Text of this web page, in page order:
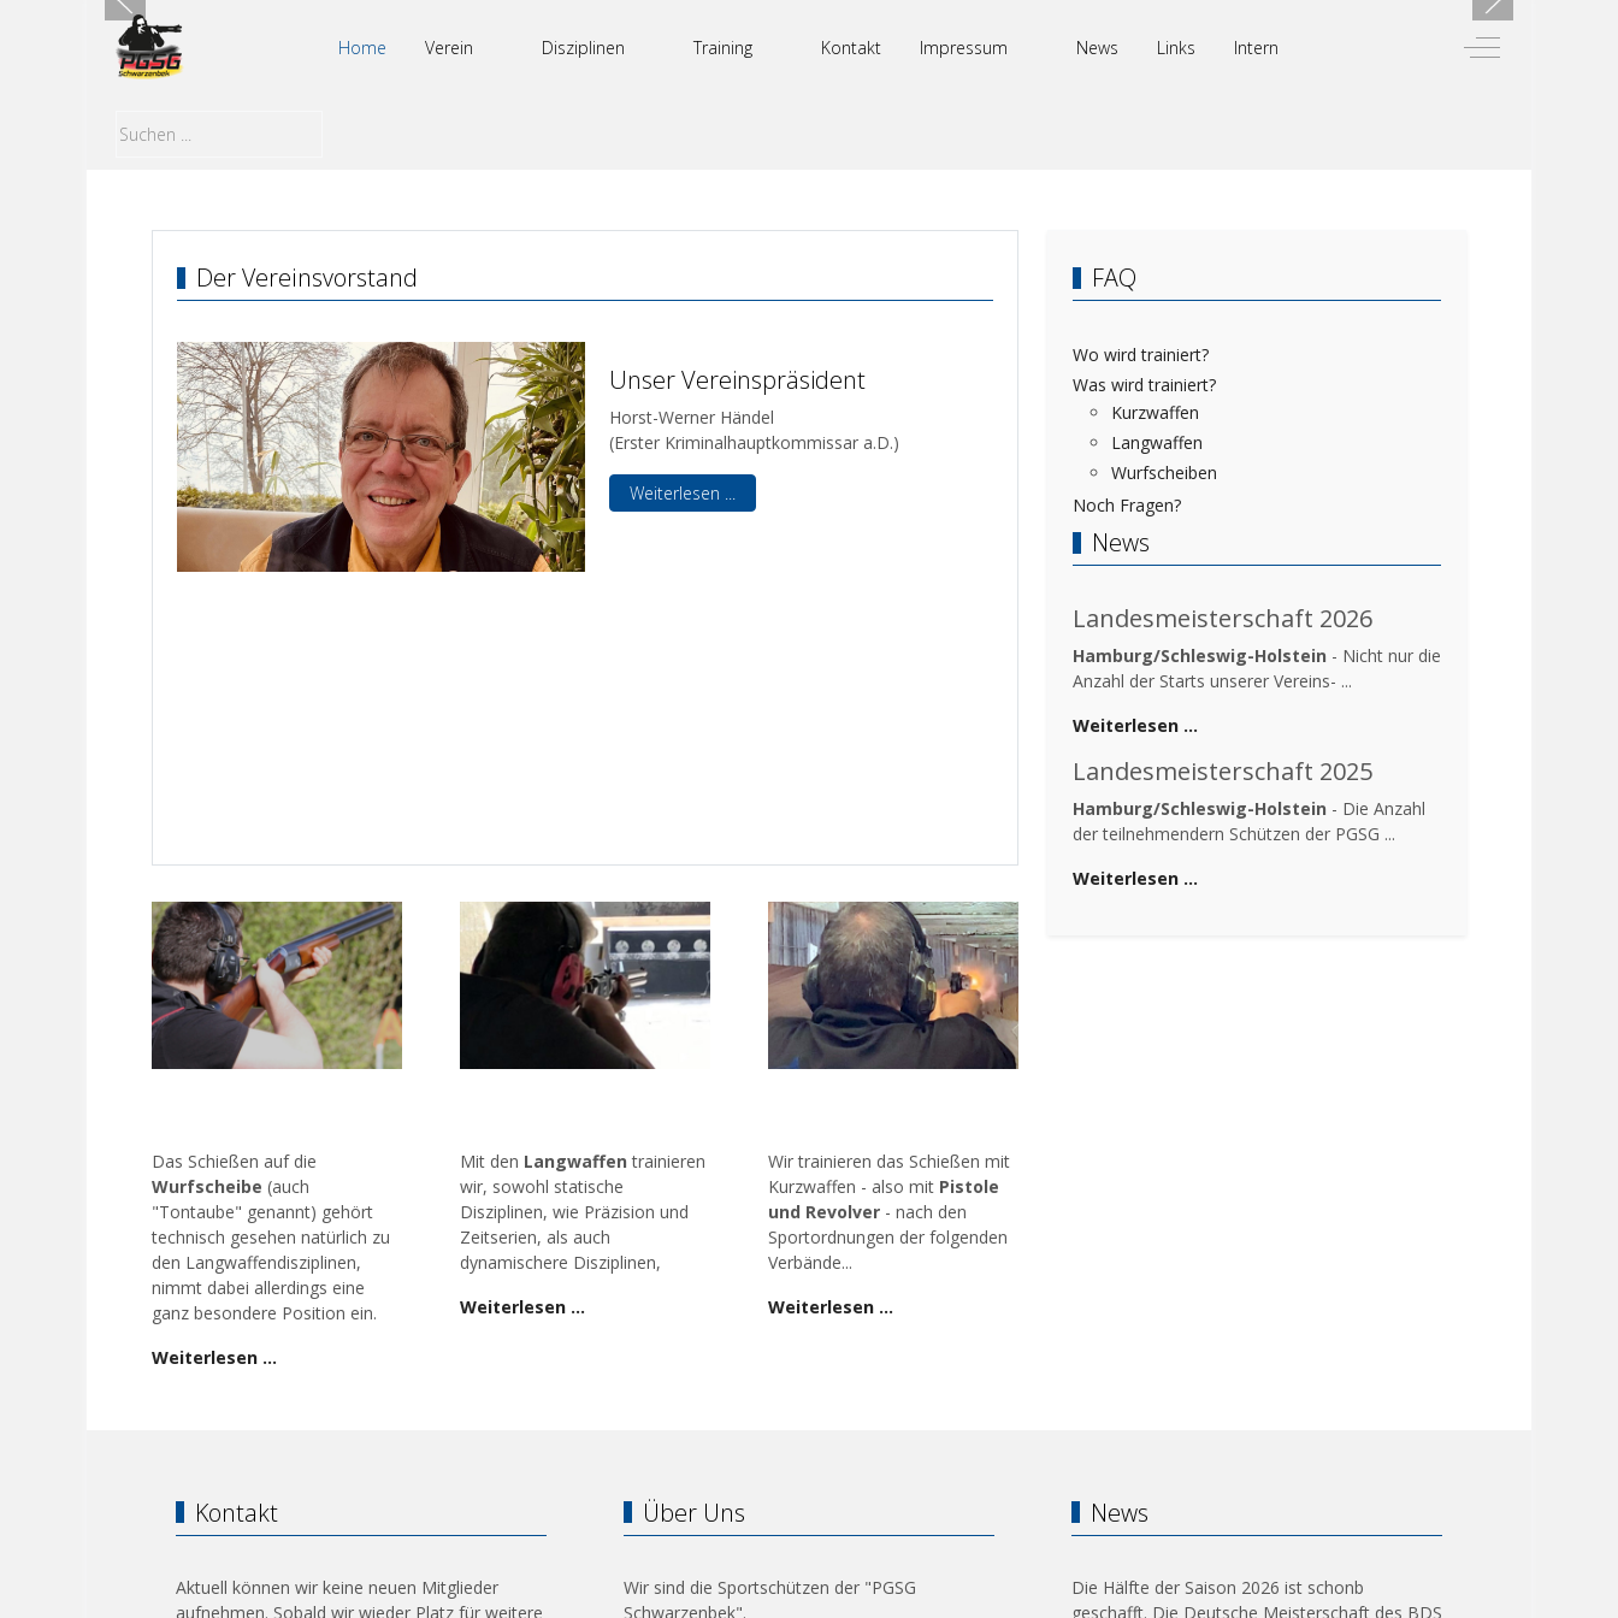
Home Verein Disziplinen Training Kontakt Impressum News Links Intern Off-Canvas
Der Vereinsvorstand
Unser Vereinspräsident
Horst-Werner Händel
(Erster Kriminalhauptkommissar a.D.)
Weiterlesen ...
Das Schießen auf die
Wurfscheibe (auch
"Tontaube" genannt) gehört
technisch gesehen natürlich zu
den Langwaffendisziplinen,
nimmt dabei allerdings eine
ganz besondere Position ein.
Weiterlesen …
Mit den Langwaffen trainieren
wir, sowohl statische
Disziplinen, wie Präzision und
Zeitserien, als auch
dynamischere Disziplinen,
Weiterlesen …
Wir trainieren das Schießen mit
Kurzwaffen - also mit Pistole
und Revolver - nach den
Sportordnungen der folgenden
Verbände...
Weiterlesen …
FAQ
Wo wird trainiert?
Was wird trainiert?
Kurzwaffen
Langwaffen
Wurfscheiben
Noch Fragen?
News
Landesmeisterschaft 2026
Hamburg/Schleswig-Holstein - Nicht nur die
Anzahl der Starts unserer Vereins- ...
Weiterlesen …
Landesmeisterschaft 2025
Hamburg/Schleswig-Holstein - Die Anzahl
der teilnehmendern Schützen der PGSG ...
Weiterlesen …
Kontakt
Aktuell können wir keine neuen Mitglieder
aufnehmen. Sobald wir wieder Platz für weitere
Über Uns
Wir sind die Sportschützen der "PGSG
Schwarzenbek".
News
Die Hälfte der Saison 2026 ist schonb
geschafft. Die Deutsche Meisterschaft des BDS